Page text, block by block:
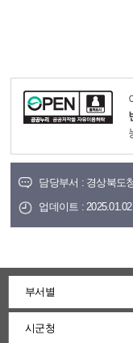
담당부서 : 경상북도
업데이트 : 2025.01.02
부서별
시군청